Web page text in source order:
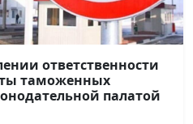
ответственности
таможенных
палатой